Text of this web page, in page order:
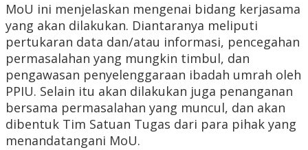
MoU ini menjelaskan mengenai bidang kerjasama
yang akan dilakukan. Diantaranya meliputi
pertukaran data dan/atau informasi, pencegahan
permasalahan yang mungkin timbul, dan
pengawasan penyelenggaraan ibadah umrah oleh
PPIU. Selain itu akan dilakukan juga penanganan
bersama permasalahan yang muncul, dan akan
dibentuk Tim Satuan Tugas dari para pihak yang
menandatangani MoU.